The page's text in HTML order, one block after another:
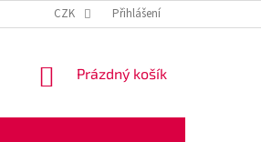
OBCHODNÍ PODMÍNKY
CZK Přihlášení
NÁKUPNÍ
Prázdný košík